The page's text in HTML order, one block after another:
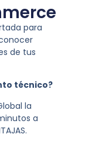
para
de tus
técnico?
la
a